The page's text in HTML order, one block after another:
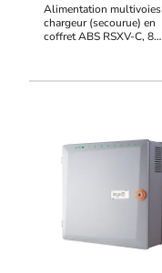
Alimentation multivoies
chargeur (secourue) en
coffret ABS RSXV-C, 8
103 mm